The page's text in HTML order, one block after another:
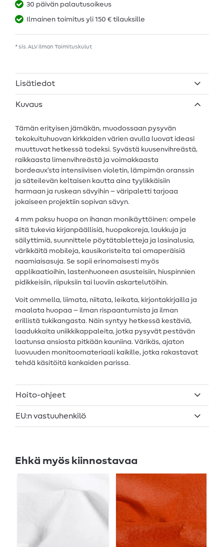
30 päivän palautusoikeus
Ilmainen toimitus yli 150 € tilauksille
* sis. ALV ilman Toimituskulut
Lisätiedot
Kuvaus
Tämän erityisen jämäkän, muodossaan pysyvän
tekokuituhuovan kirkkaiden värien avulla luovat ideasi
muuttuvat hetkessä todeksi. Syvästä kuusenvihreästä,
raikkaasta limenvihreästä ja voimakkaasta
bordeaux’sta intensiivisen violetin, lämpimän oranssin
ja säteilevän keltaisen kautta aina tyylikkäisiin
harmaan ja ruskean sävyihin – väripaletti tarjoaa
jokaiseen projektiin sopivan sävyn.
4 mm paksu huopa on ihanan monikäyttöinen: ompele
siitä tukevia kirjanpäällisiä, huopakoreja, laukkuja ja
säilyttimiä, suunnittele pöytätabletteja ja lasinalusia,
värikkäitä mobileja, kausikoristeita tai omaperäisiä
naamiaisasuja. Se sopii erinomaisesti myös
applikaatioihin, lastenhuoneen asusteisiin, hiuspinnien
pidikkeisiin, riipuksiin tai luoviin askartelutöihin.
Voit ommella, liimata, niitata, leikata, kirjontakirjailla ja
maalata huopaa – ilman rispaantumista ja ilman
erillistä tukikangasta. Näin syntyy hetkessä kestäviä,
laadukkaita uniikkikappaleita, jotka pysyvät pestävän
laatunsa ansiosta pitkään kauniina. Värikäs, ajaton
luovuuden monitoomateriaali kaikille, jotka rakastavat
tehdä käsitöitä kankaiden parissa.
Hoito-ohjeet
EU:n vastuuhenkilö
Ehkä myös kiinnostavaa